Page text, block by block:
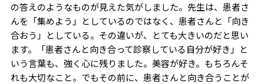
の答えのようなものが見えた気がしました。先生は、患者さ
んを「集めよう」としているのではなく、患者さんと「向き
合おう」としている。その違いが、とても大きいのだと思い
ます。「患者さんと向き合って診察している自分が好き」と
いう言葉も、強く心に残りました。美容が好き。もちろんそ
れも大切なこと。でもその前に、患者さんと向き合うことが